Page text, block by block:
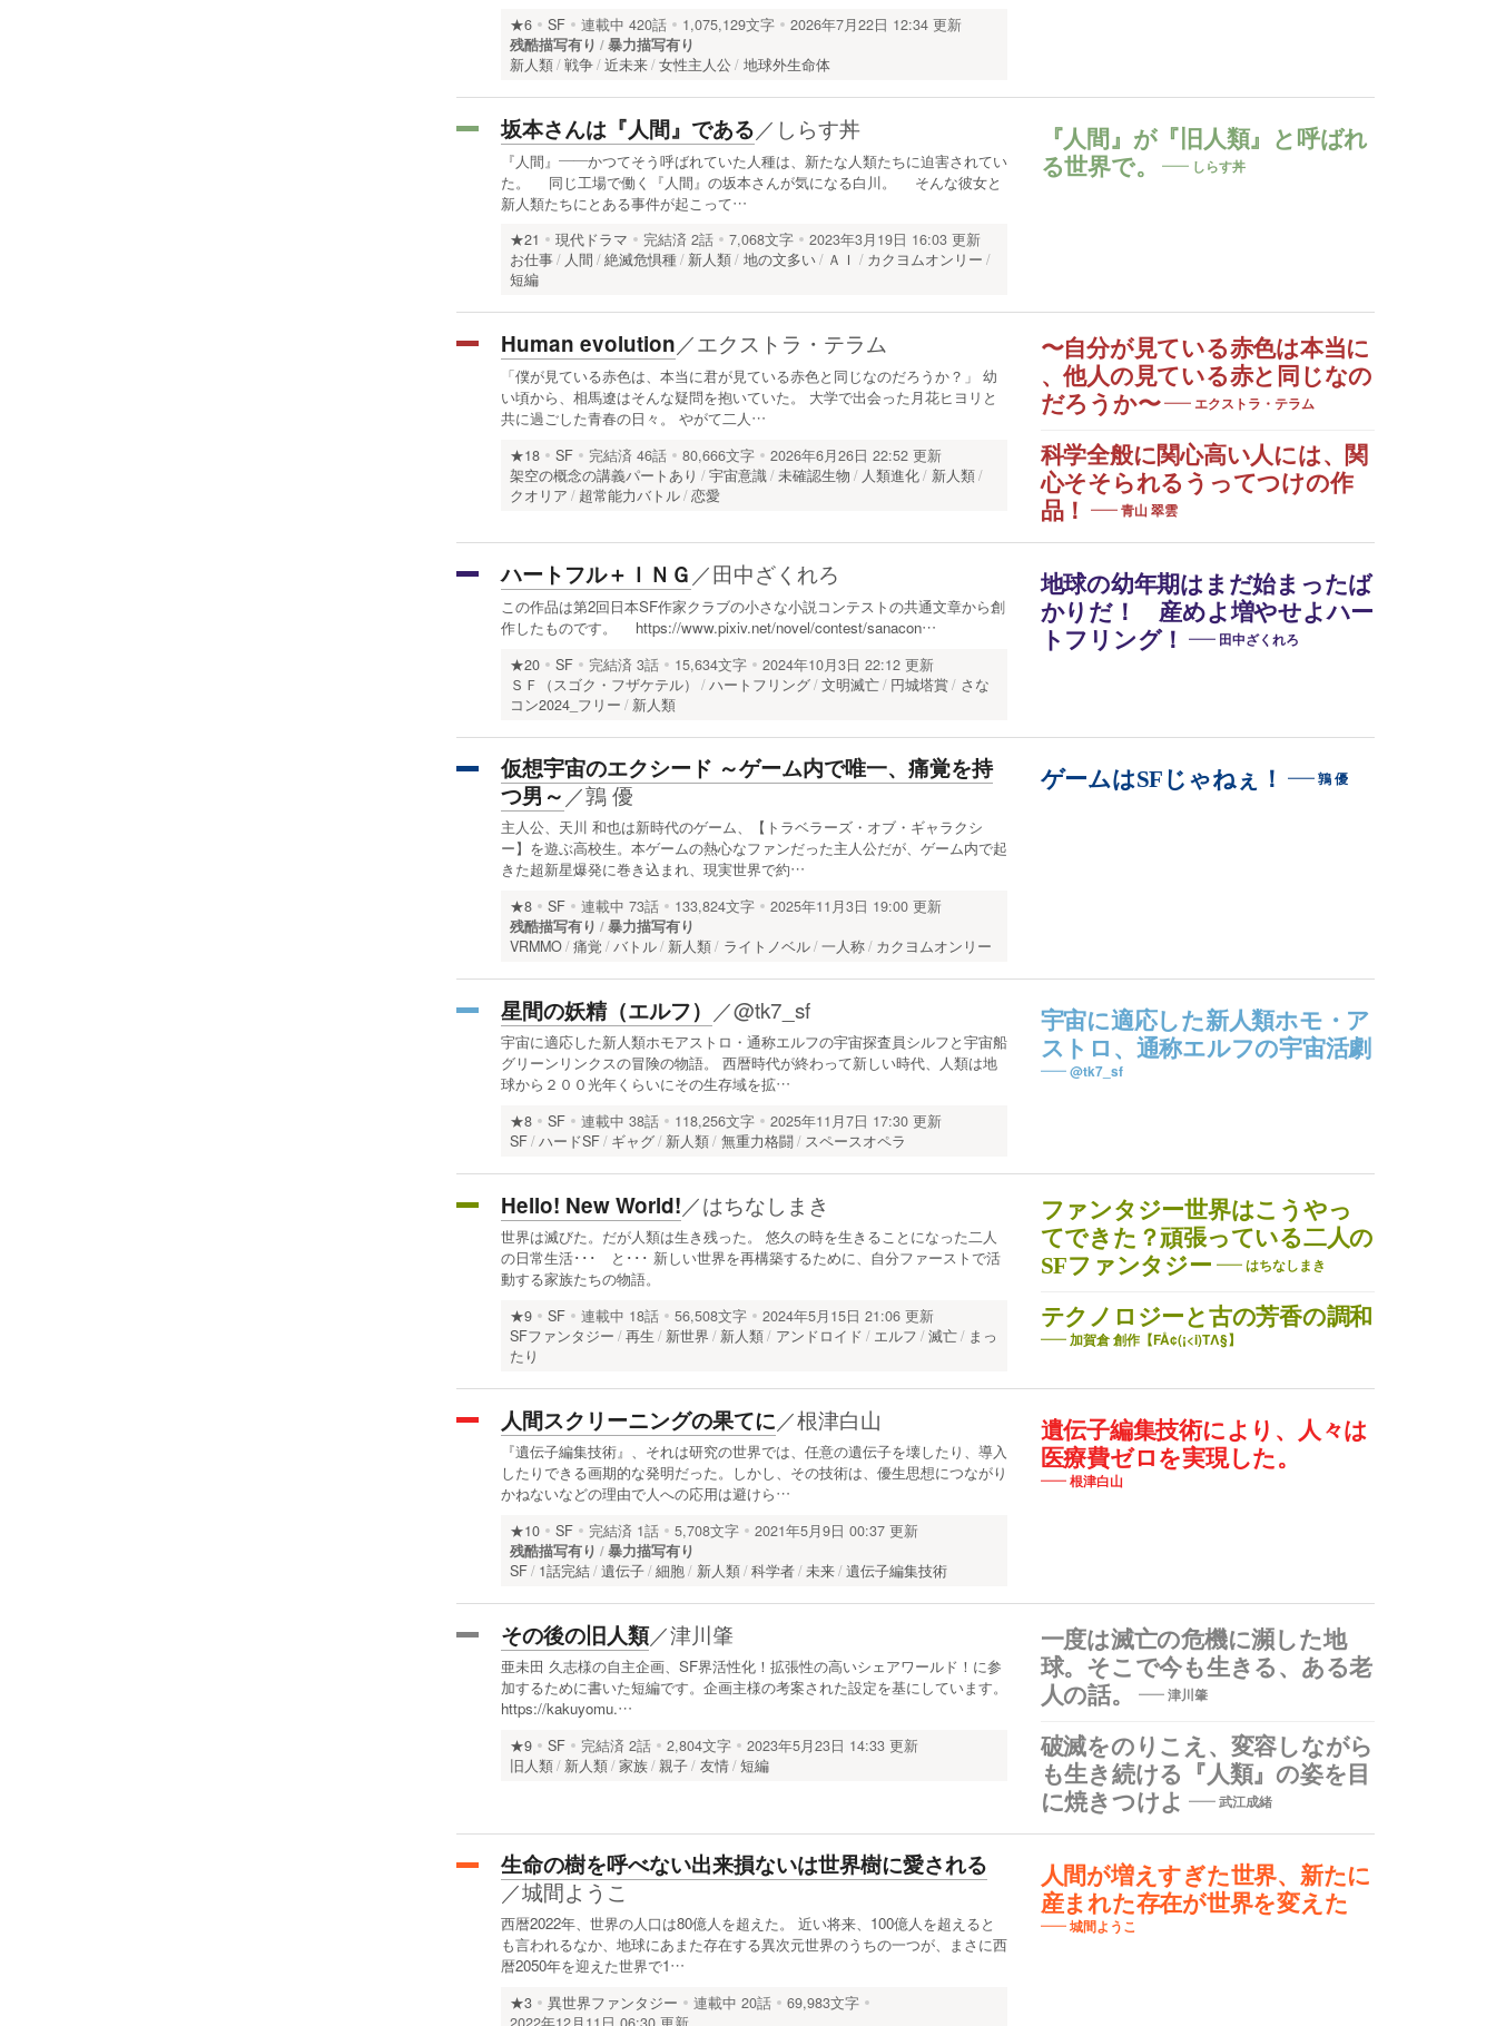
★6 SF 連載中 420話 1,075,129文字
2026年7月22日 12:34 更新
残酷描写有り
暴力描写有り
新人類 戦争 近未来 女性主人公 地球外生命体
『人間』が『旧人類』と呼ばれ
る世界で。
しらす丼
坂本さんは『人間』である／ しらす丼
『人間』――かつてそう呼ばれていた人種は、新たな人類たちに迫害されてい
た。 同じ工場で働く『人間』の坂本さんが気になる白川。 そんな彼女と
新人類たちにとある事件が起こって…
★21 現代ドラマ 完結済 2話 7,068文字
2023年3月19日 16:03 更新
お仕事
人間 絶滅危惧種 新人類 地の文多い ＡＩ
カクヨムオンリー
短編
〜自分が見ている赤色は本当に
、他人の見ている赤と同じなの
だろうか〜
エクストラ・テラム
科学全般に関心高い人には、関
心そそられるうってつけの作
品！
青山 翠雲
Human evolution／エクストラ・テラム
「僕が見ている赤色は、本当に君が見ている赤色と同じなのだろうか？」 幼
い頃から、相馬遼はそんな疑問を抱いていた。 大学で出会った月花ヒヨリと
共に過ごした青春の日々。 やがて二人…
★18 SF 完結済 46話 80,666文字
2026年6月26日 22:52 更新
架空の概念の講義パートあり
宇宙意識 未確認生物 人類進化
新人類
クオリア
超常能力バトル 恋愛
地球の幼年期はまだ始まったば
かりだ！ 産めよ増やせよハー
トフリング！
田中ざくれろ
ハートフル＋ＩＮＧ ／田中ざくれろ
この作品は第2回日本SF作家クラブの小さな小説コンテストの共通文章から創
作したものです。 https://www.pixiv.net/novel/contest/sanacon…
★20 SF 完結済 3話 15,634文字
2024年10月3日 22:12 更新
ＳＦ（スゴク・フザケテル）
ハートフリング 文明滅亡 円城塔賞
さな
コン2024_フリー
新人類
ゲームはSFじゃねぇ！ 鶉 優
仮想宇宙のエクシード ～ゲーム内で唯一、痛覚を持
つ男～／鶉 優
主人公、天川 和也は新時代のゲーム、【トラベラーズ・オブ・ギャラクシ
ー】を遊ぶ高校生。本ゲームの熱心なファンだった主人公だが、ゲーム内で起
きた超新星爆発に巻き込まれ、現実世界で約…
★8 SF 連載中 73話 133,824文字
2025年11月3日 19:00 更新
残酷描写有り
暴力描写有り
VRMMO 痛覚 バトル 新人類 ライトノベル 一人称 カクヨムオンリー
宇宙に適応した新人類ホモ・ア
ストロ、通称エルフの宇宙活劇
@tk7_sf
星間の妖精（エルフ） ／@tk7_sf
宇宙に適応した新人類ホモアストロ・通称エルフの宇宙探査員シルフと宇宙船
グリーンリンクスの冒険の物語。 西暦時代が終わって新しい時代、人類は地
球から２００光年くらいにその生存域を拡…
★8 SF 連載中 38話 118,256文字
2025年11月7日 17:30 更新
SF ハードSF ギャグ 新人類 無重力格闘 スペースオペラ
ファンタジー世界はこうやっ
てできた？頑張っている二人の
SFファンタジー
はちなしまき
テクノロジーと古の芳香の調和
加賀倉 創作【FÅ¢(¡<i)TΛ§】
Hello! New World!／はちなしまき
世界は滅びた。だが人類は生き残った。 悠久の時を生きることになった二人
の日常生活･･･ と･･･ 新しい世界を再構築するために、自分ファーストで活
動する家族たちの物語。
★9 SF 連載中 18話 56,508文字
2024年5月15日 21:06 更新
SFファンタジー
再生 新世界 新人類 アンドロイド エルフ 滅亡
まっ
たり
遺伝子編集技術により、人々は
医療費ゼロを実現した。
根津白山
人間スクリーニングの果てに／根津白山
『遺伝子編集技術』、それは研究の世界では、任意の遺伝子を壊したり、導入
したりできる画期的な発明だった。しかし、その技術は、優生思想につながり
かねないなどの理由で人への応用は避けら…
★10 SF 完結済 1話 5,708文字
2021年5月9日 00:37 更新
残酷描写有り
暴力描写有り
SF
1話完結 遺伝子 細胞 新人類 科学者 未来 遺伝子編集技術
一度は滅亡の危機に瀕した地
球。そこで今も生きる、ある老
人の話。
津川肇
破滅をのりこえ、変容しながら
も生き続ける『人類』の姿を目
に焼きつけよ
武江成緒
その後の旧人類／津川肇
亜未田 久志様の自主企画、SF界活性化！拡張性の高いシェアワールド！に参
加するために書いた短編です。企画主様の考案された設定を基にしています。
https://kakuyomu.…
★9 SF 完結済 2話 2,804文字
2023年5月23日 14:33 更新
旧人類
新人類 家族 親子 友情 短編
人間が増えすぎた世界、新たに
産まれた存在が世界を変えた
城間ようこ
生命の樹を呼べない出来損ないは世界樹に愛される
／城間ようこ
西暦2022年、世界の人口は80億人を超えた。 近い将来、100億人を超えると
も言われるなか、地球にあまた存在する異次元世界のうちの一つが、まさに西
暦2050年を迎えた世界で1…
★3 異世界ファンタジー 連載中 20話
69,983文字